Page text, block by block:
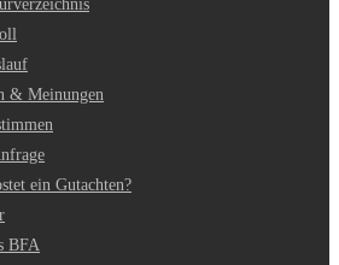
& Meinungen
ein Gutachten?
BFA